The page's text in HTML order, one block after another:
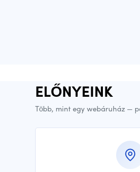
ELŐNYEINK
Több, mint egy webáruház —